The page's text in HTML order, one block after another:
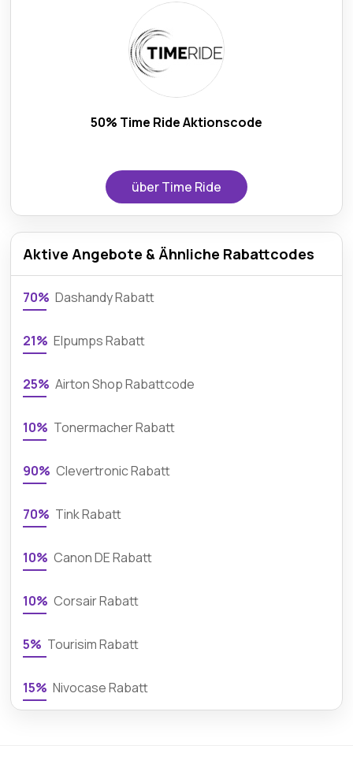
50% Time Ride Aktionscode
über Time Ride
Aktive Angebote & Ähnliche Rabattcodes
70% Dashandy Rabatt
21% Elpumps Rabatt
25% Airton Shop Rabattcode
10% Tonermacher Rabatt
90% Clevertronic Rabatt
70% Tink Rabatt
10% Canon DE Rabatt
10% Corsair Rabatt
5% Tourisim Rabatt
15% Nivocase Rabatt